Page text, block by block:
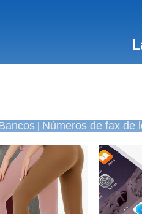
| Números de fax de